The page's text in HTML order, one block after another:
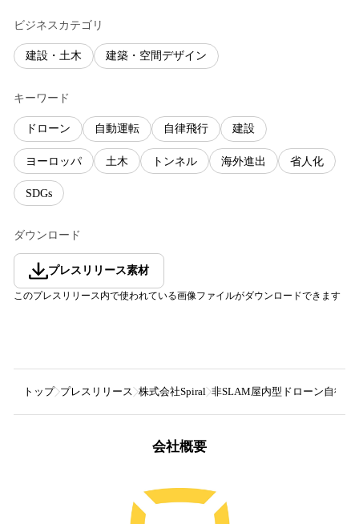
ビジネスカテゴリ
建設・土木 建築・空間デザイン
キーワード
ドローン 自動運転 自律飛行 建設
ヨーロッパ 土木 トンネル 海外進出 省人化
SDGs
ダウンロード
プレスリリース素材
このプレスリリース内で使われている画像ファイルがダウンロードできます
トップ プレスリリース 株式会社Spiral 非SLAM屋内型ドローン自律
会社概要